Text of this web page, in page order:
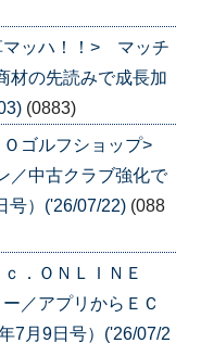
マッハ！！> マッチ
材の先読みで成長加
(0883)
Ｏゴルフショップ>
／中古クラブ強化で
号）('26/07/22) (088
ｃ．ＯＮＬＩＮＥ
／アプリからＥＣ
7月9日号）('26/07/2